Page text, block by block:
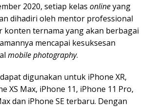
2020, setiap kelas onlineyang
dihadiri oleh mentor professional
konten ternama yang akan berbagai
mencapai kesuksesan
mobile photography.
digunakan untuk iPhone XR,
XS Max, iPhone 11, iPhone 11 Pro,
dan iPhone SE terbaru. Dengan